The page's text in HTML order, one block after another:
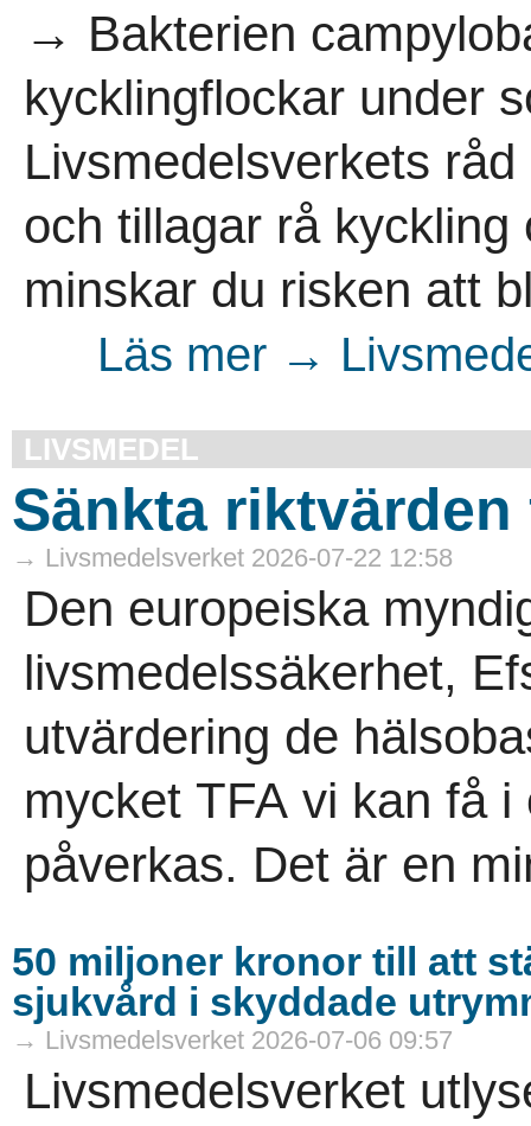
→ Bakterien
kycklingflockar under
Livsmedelsverkets
och tillagar rå
minskar du risken att
Läs mer →
LIVSMEDEL
Sänkta riktvärden
→ Livsmedelsverket 2026-07-22 12:58
Den europeiska
livsmedelssäkerhet,
utvärdering de
mycket TFA vi kan få
påverkas. Det är en
50 miljoner kronor till att
sjukvård i skyddade
→ Livsmedelsverket 2026-07-06 09:57
Livsmedelsverket